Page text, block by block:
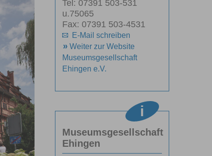
Tel: 07391 503-531
u.75065
Fax: 07391 503-4531
E-Mail schreiben
Weiter zur Website
Museumsgesellschaft
Ehingen e.V.
Museumsgesellschaft
Ehingen